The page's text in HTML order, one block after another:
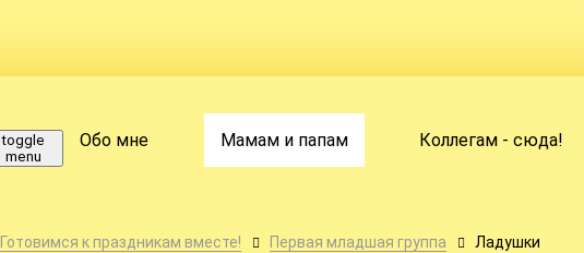
toggle
menu
Обо мне Мамам и папам Коллегам - сюда!
Готовимся к праздникам вместе! Первая младшая группа Ладушки